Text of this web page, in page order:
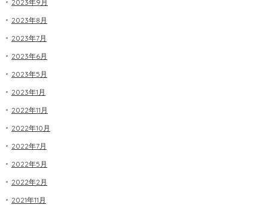
2023年9月
2023年8月
2023年7月
2023年6月
2023年5月
2023年1月
2022年11月
2022年10月
2022年7月
2022年5月
2022年2月
2021年11月